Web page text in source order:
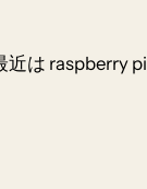
は raspberry pi